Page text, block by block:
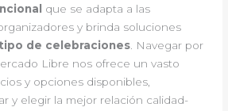
que se adapta a las
y brinda soluciones
de celebraciones. Navegar por
Libre nos ofrece un vasto
y opciones disponibles,
y elegir la mejor relación calidad-